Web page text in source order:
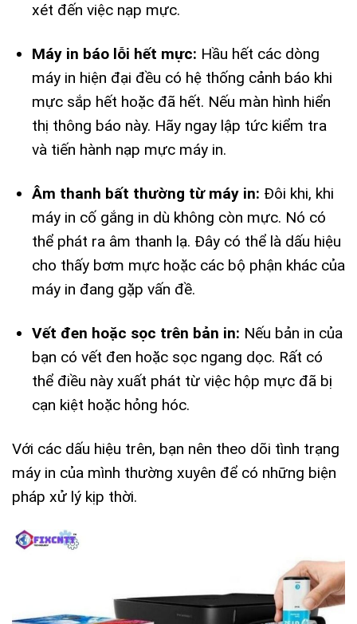
xét đến việc nạp mực.
Máy in báo lỗi hết mực: Hầu hết các dòng
máy in hiện đại đều có hệ thống cảnh báo khi
mực sắp hết hoặc đã hết. Nếu màn hình hiển
thị thông báo này. Hãy ngay lập tức kiểm tra
và tiến hành nạp mực máy in.
Âm thanh bất thường từ máy in: Đôi khi, khi
máy in cố gắng in dù không còn mực. Nó có
thể phát ra âm thanh lạ. Đây có thể là dấu hiệu
cho thấy bơm mực hoặc các bộ phận khác của
máy in đang gặp vấn đề.
Vết đen hoặc sọc trên bản in: Nếu bản in của
bạn có vết đen hoặc sọc ngang dọc. Rất có
thể điều này xuất phát từ việc hộp mực đã bị
cạn kiệt hoặc hỏng hóc.
Với các dấu hiệu trên, bạn nên theo dõi tình trạng
máy in của mình thường xuyên để có những biện
pháp xử lý kịp thời.